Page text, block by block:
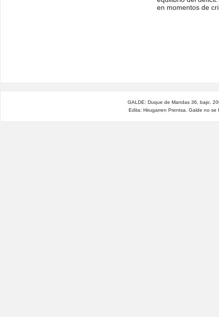
en momentos de
GALDE: Duque de Mandas 36, bajo.
Edita: Hirugarren Prentsa. Galde no